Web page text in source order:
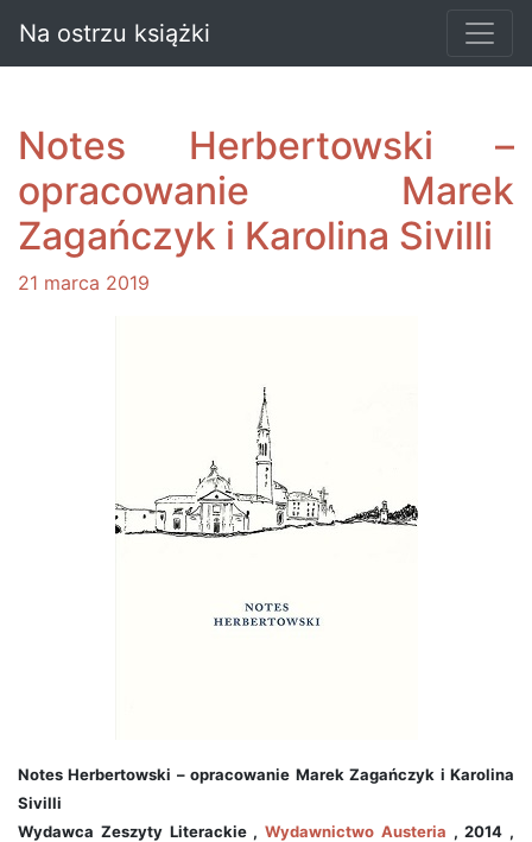
Na ostrzu książki
Notes Herbertowski –
opracowanie Marek
Zagańczyk i Karolina Sivilli
21 marca 2019
Notes Herbertowski – opracowanie Marek Zagańczyk i Karolina
Sivilli
Wydawca Zeszyty Literackie , Wydawnictwo Austeria , 2014 ,